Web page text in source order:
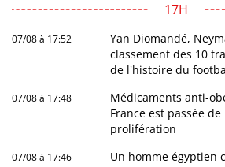
17H
07/08 à 17:52
Yan Diomandé,
classement des 10
de l'histoire du
07/08 à 17:48
Médicaments anti-
France est passée
prolifération
07/08 à 17:46
Un homme égyptien